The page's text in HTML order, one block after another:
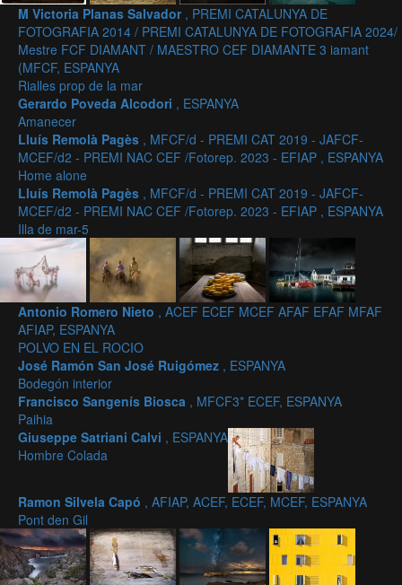
M Victoria Planas Salvador , PREMI CATALUNYA DE
FOTOGRAFIA 2014 / PREMI CATALUNYA DE FOTOGRAFIA 2024/
Mestre FCF DIAMANT / MAESTRO CEF DIAMANTE 3 iamant
(MFCF, ESPANYA
Rialles prop de la mar
Gerardo Poveda Alcodori , ESPANYA
Amanecer
Lluís Remolà Pagès , MFCF/d - PREMI CAT 2019 - JAFCF-
MCEF/d2 - PREMI NAC CEF /Fotorep. 2023 - EFIAP , ESPANYA
Home alone
Lluís Remolà Pagès , MFCF/d - PREMI CAT 2019 - JAFCF-
MCEF/d2 - PREMI NAC CEF /Fotorep. 2023 - EFIAP , ESPANYA
Illa de mar-5
Antonio Romero Nieto , ACEF ECEF MCEF AFAF EFAF MFAF
AFIAP, ESPANYA
POLVO EN EL ROCIO
José Ramón San José Ruigómez , ESPANYA
Bodegón interior
Francisco Sangenís Biosca , MFCF3* ECEF, ESPANYA
Paihia
Giuseppe Satriani Calvi , ESPANYA
Hombre Colada
Ramon Silvela Capó , AFIAP, ACEF, ECEF, MCEF, ESPANYA
Pont den Gil